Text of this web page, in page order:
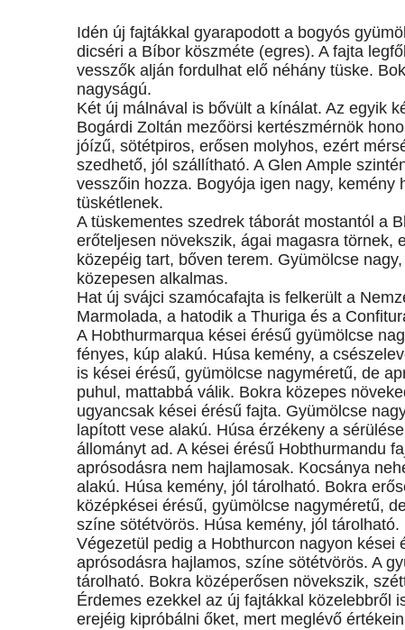
Idén új fajtákkal gyarapodott a bogyós
dicséri a Bíbor köszméte (egres). A fajta
vesszők alján fordulhat elő néhány tüske.
nagyságú.
Két új málnával is bővült a kínálat. Az egyik
Bogárdi Zoltán mezőörsi kertészmérnök
jóízű, sötétpiros, erősen molyhos, ezért
szedhető, jól szállítható. A Glen Ample
vesszőin hozza. Bogyója igen nagy,
tüskétlenek.
A tüskementes szedrek táborát mostantól a
erőteljesen növekszik, ágai magasra törnek,
közepéig tart, bőven terem. Gyümölcse
közepesen alkalmas.
Hat új svájci szamócafajta is felkerült a
Marmolada, a hatodik a Thuriga és a
A Hobthurmarqua kései érésű gyümölcse
fényes, kúp alakú. Húsa kemény, a
is kései érésű, gyümölcse nagyméretű, de
puhul, mattabbá válik. Bokra közepes
ugyancsak kései érésű fajta. Gyümölcse
lapított vese alakú. Húsa érzékeny a
állományt ad. A kései érésű Hobthurmandu
aprósodásra nem hajlamosak. Kocsánya
alakú. Húsa kemény, jól tárolható. Bokra
középkései érésű, gyümölcse nagyméretű,
színe sötétvörös. Húsa kemény, jól
Végezetül pedig a Hobthurcon nagyon
aprósodásra hajlamos, színe sötétvörös. A
tárolható. Bokra középerősen növekszik,
Érdemes ezekkel az új fajtákkal közelebbről
erejéig kipróbálni őket, mert meglévő